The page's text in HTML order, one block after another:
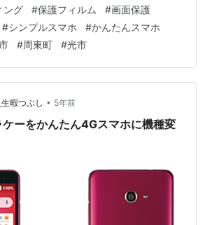
シー)、Xperia(エクスぺりア)、Pixel(ピ
ファーウェイ)など実績多数あり!!
kudamatsu.com/realtime/7411 ・
ング #保護フィルム #画面保護
#シンプルスマホ #かんたんスマホ
#周東町 #光市
暇つぶし • 5年前
ーをかんたん4Gスマホに機種変